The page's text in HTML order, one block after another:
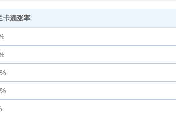
卡通涨率